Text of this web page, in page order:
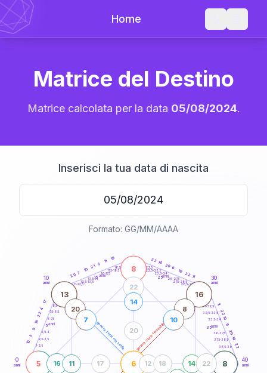
Home
Matrice del Destino
Matrice calcolata per la data 05/08/2024.
Inserisci la tua data di nascita
Formato: GG/MM/AAAA
generazione maschile generazione femminile
0
anni
10
anni
30
anni
40
anni
1-2,5
2,5-3,5
3,5-4
6-7,5
7,5-8,5
8,5-9
11-12,5
12,5-13,5
13,5-14
16-17,5
17,5-18,5
18,5-19
21-22,5
22,5-23,5
23,5-24
26-27,5
27,5-28,5
28,5-29
31-32,5
32,5-33,5
33,5-34
36-37,5
37,5-38,5
38,5-39
10
5
5
18
22
4
17
20 7
10
21 5
11
19 22 14
20 6
10 22 11
11
22
10
6
20
14
22
5
8
8
6
13 16
14
16
22
22
11
14
12 18
17
20
20
7
8
10
5anni
15 anni 25anni
35anni